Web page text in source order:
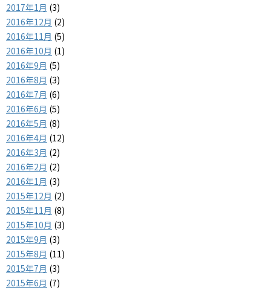
2017年1月 (3)
2016年12月 (2)
2016年11月 (5)
2016年10月 (1)
2016年9月 (5)
2016年8月 (3)
2016年7月 (6)
2016年6月 (5)
2016年5月 (8)
2016年4月 (12)
2016年3月 (2)
2016年2月 (2)
2016年1月 (3)
2015年12月 (2)
2015年11月 (8)
2015年10月 (3)
2015年9月 (3)
2015年8月 (11)
2015年7月 (3)
2015年6月 (7)